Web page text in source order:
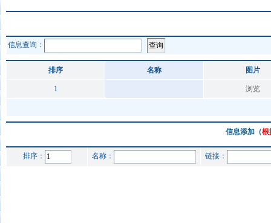
信息查询：
排序 名称 图片
1 浏览
信息添加（根
排序： 名称： 链接：